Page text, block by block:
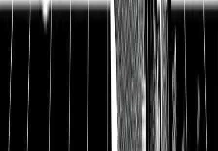
135,57 Mrd. EUR
Umsatzwachstum Ø5 Jahre
47,35 %
Gewinnwachstum Ø5 Jahre
116,62 %
KGVe
17,9
KGV Ø5 Jahre
40,7
Gesamtabsatz EVs 2024:
4.272.145 Fahrzeuge
Datum
10.06.2025